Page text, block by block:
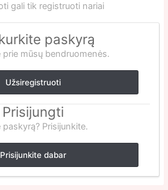
gali tik registruoti nariai
paskyrą
prie mūsų bendruomenės.
Užsiregistruoti
Prisijungti
paskyrą? Prisijunkite.
Prisijunkite dabar